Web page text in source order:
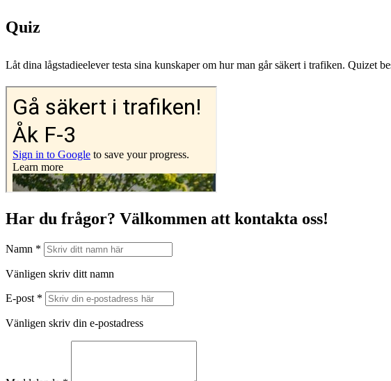
Quiz
Låt dina lågstadieelever testa sina kunskaper om hur man går säkert i trafiken. Quizet
Har du frågor? Välkommen att kontakta oss!
Namn *
Vänligen skriv ditt namn
E-post *
Vänligen skriv din e-postadress